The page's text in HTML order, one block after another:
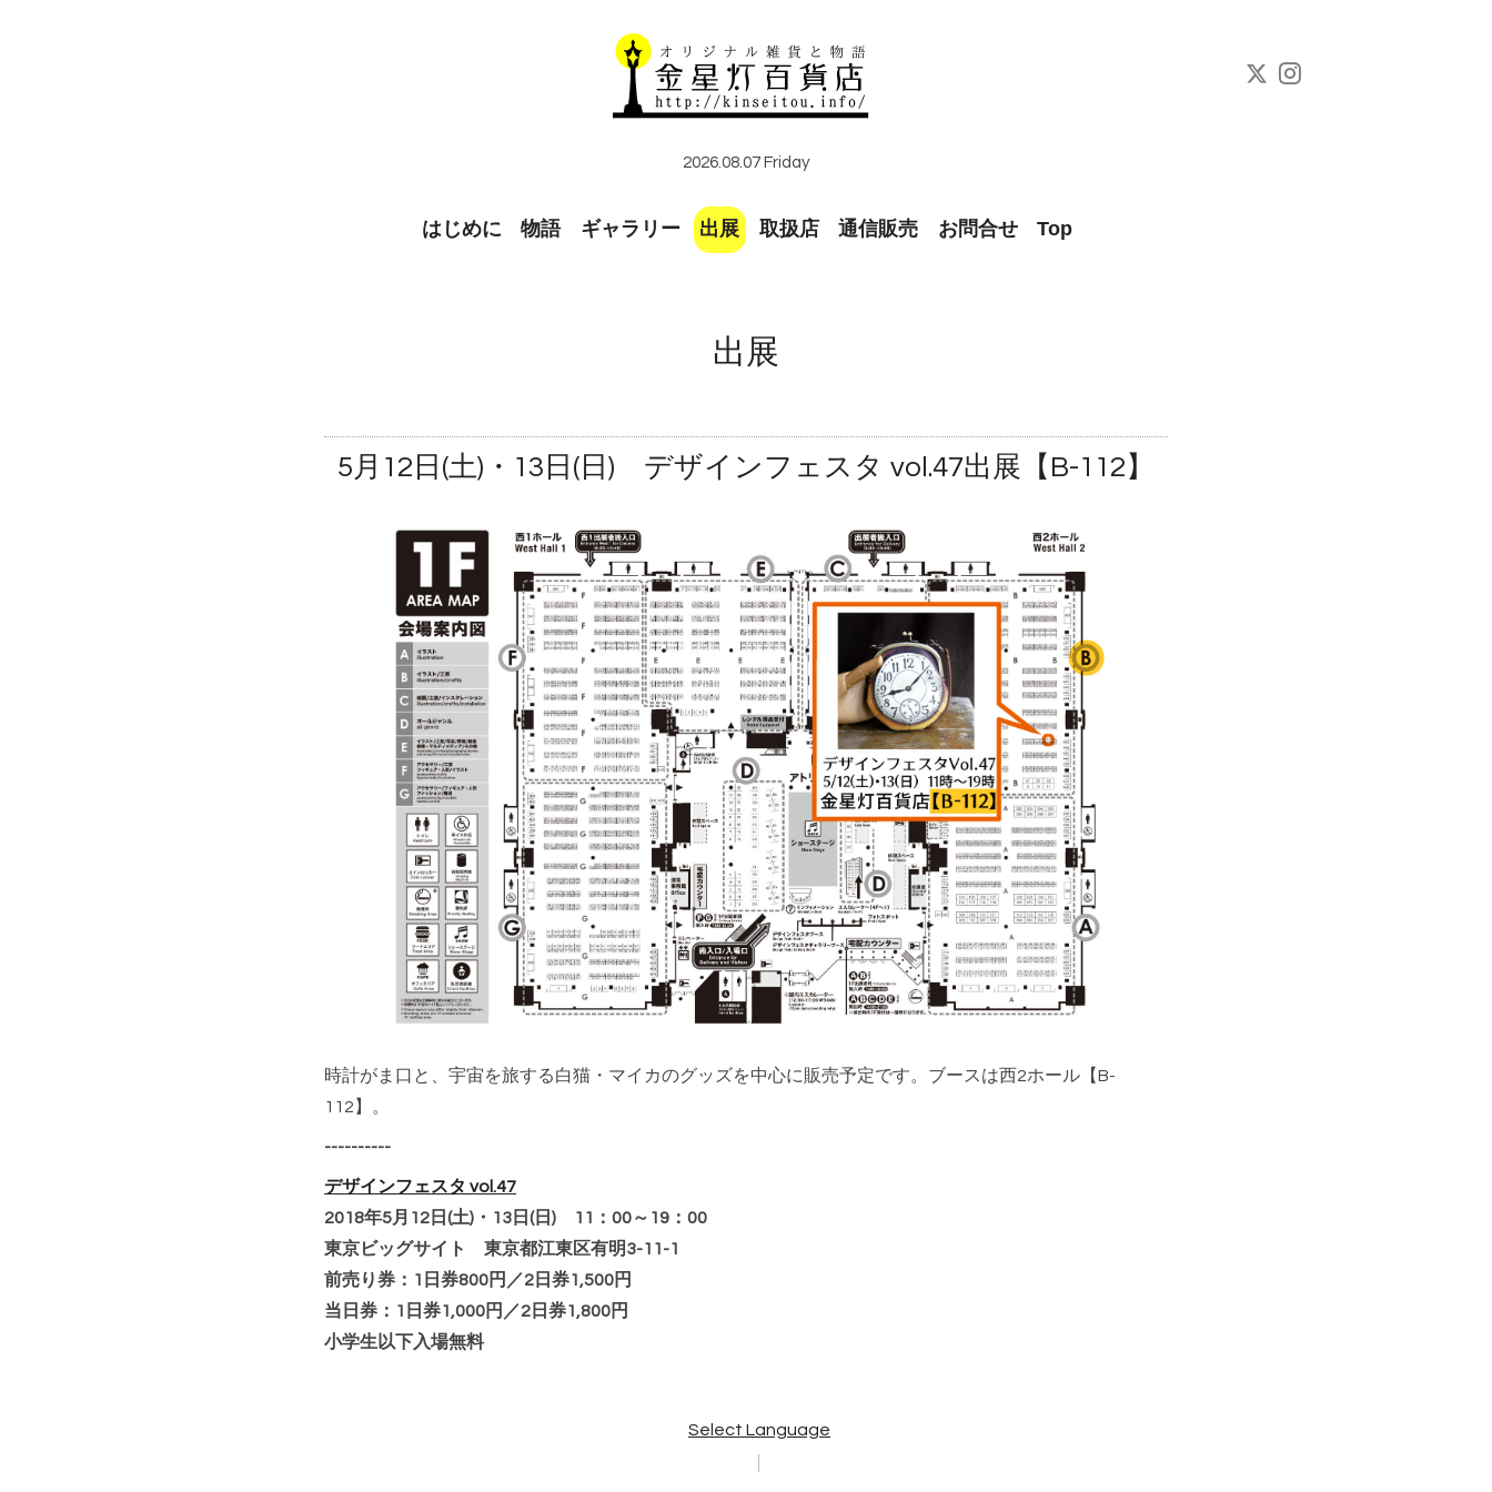
2026.08.07 Friday
はじめに 物語 ギャラリー 出展 取扱店 通信販売 お問合せ Top
出展
5月12日(土)・13日(日) デザインフェスタ vol.47出展【B-112】
時計がま口と、宇宙を旅する白猫・マイカのグッズを中心に販売予定です。ブースは西2ホール【B-
112】。
----------
デザインフェスタ vol.47
2018年5月12日(土)・13日(日) 11：00～19：00
東京ビッグサイト 東京都江東区有明3-11-1
前売り券：1日券800円／2日券1,500円
当日券：1日券1,000円／2日券1,800円
小学生以下入場無料
Select Language